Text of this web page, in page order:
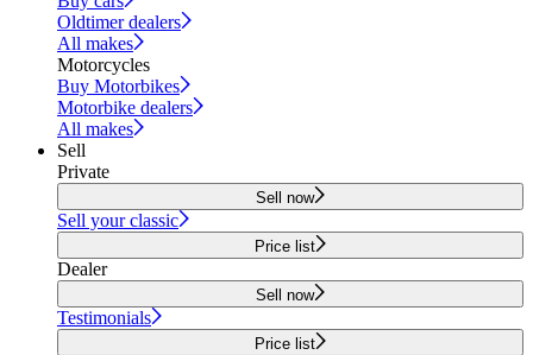
Oldtimer dealers
All makes
Motorcycles
Buy Motorbikes
Motorbike dealers
All makes
Sell
Private
Sell now
Sell your classic
Price list
Dealer
Sell now
Testimonials
Price list